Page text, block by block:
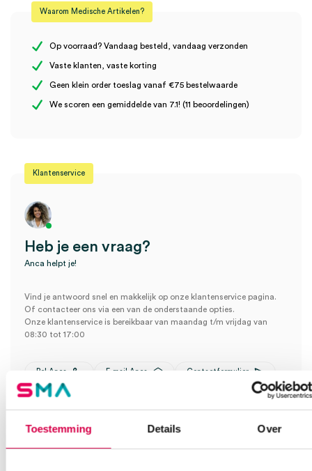
Toestemming Details Over
Steriel onsteriel
Uitvoering
Er zijn nog geen beoordelingen.
(1)” te beoordelen
Waarom Medische Artikelen?
Op voorraad? Vandaag besteld, vandaag verzonden
Vaste klanten, vaste korting
Geen klein order toeslag vanaf €75 bestelwaarde
We scoren een gemiddelde van 7.1! (11 beoordelingen)
Klantenservice
Heb je een vraag?
Anca helpt je!
Vind je antwoord snel en makkelijk op onze klantenservice pagina.
Of contacteer ons via een van de onderstaande opties.
Onze klantenservice is bereikbaar van maandag t/m vrijdag van
08:30 tot 17:00
Bel Anca E-mail Anca Contactformulier